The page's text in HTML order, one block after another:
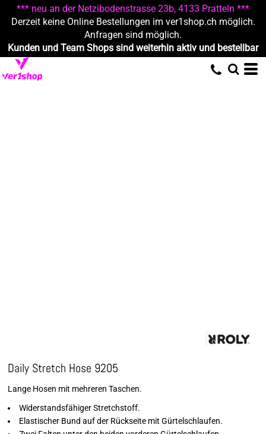
*** neu an der Netzibodenstrasse 23b, 4133 Pratteln ***
Derzeit keine Online Bestellungen im ver1shop.ch möglich.
Anfragen sind möglich.
Kunden und Team Shops sind weiterhin aktiv und bestellbar
Daily Stretch Hose 9205
Lange Hosen mit mehreren Taschen.
Widerstandsfähiger Stretchstoff.
Elastischer Bund auf der Rückseite mit Gürtelschlaufen.